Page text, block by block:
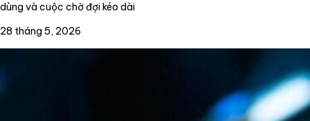
dùng và cuộc chờ đợi kéo dài
28 tháng 5, 2026